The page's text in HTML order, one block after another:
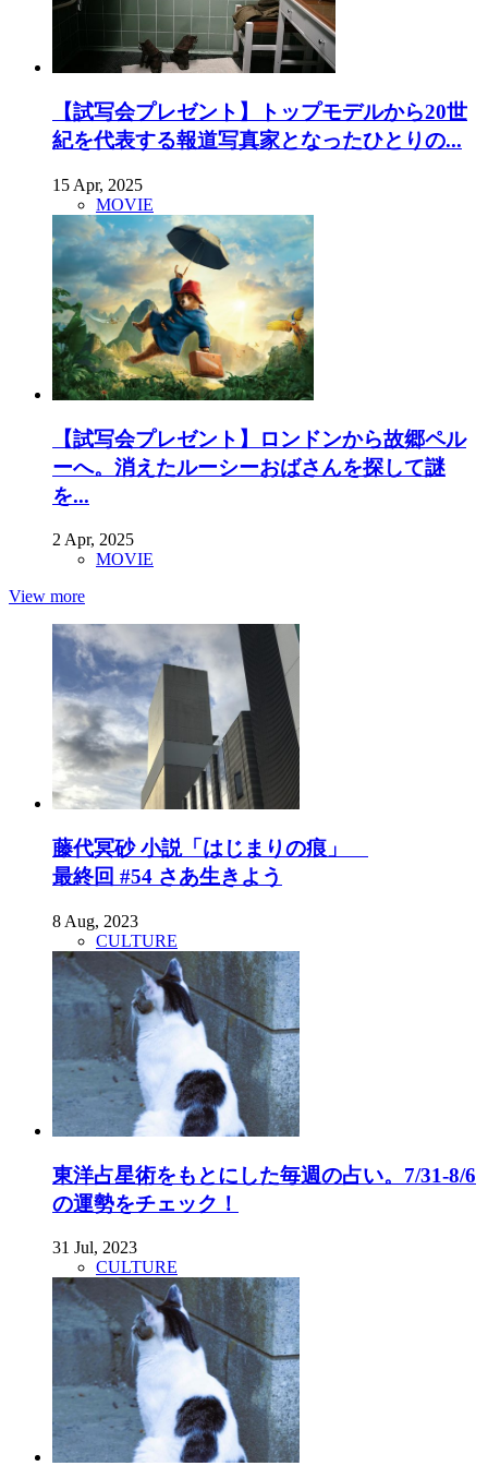
【試写会プレゼント】トップモデルから20世
紀を代表する報道写真家となったひとりの...
15 Apr, 2025
MOVIE
【試写会プレゼント】ロンドンから故郷ペル
ーへ。消えたルーシーおばさんを探して謎
を...
2 Apr, 2025
MOVIE
View more
藤代冥砂 小説「はじまりの痕」
最終回 #54 さあ生きよう
8 Aug, 2023
CULTURE
東洋占星術をもとにした毎週の占い。7/31-8/6
の運勢をチェック！
31 Jul, 2023
CULTURE